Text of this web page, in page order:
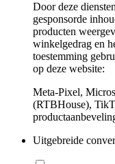
Door deze
gesponsorde
producten
winkelgedrag en
toestemming
op deze website:
Meta-Pixel,
(RTBHouse),
Uitgebreide